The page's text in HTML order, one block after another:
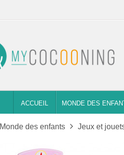
ACCUEIL MONDE DES
Monde des enfants Jeux et